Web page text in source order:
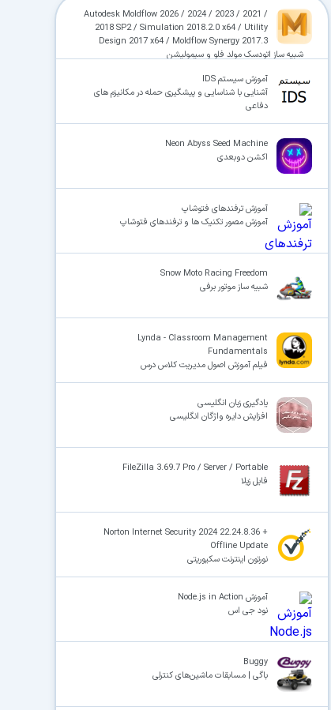
Autodesk Moldflow 2026 / 2024 / 2023 / 2021 /
2018 SP2 / Simulation 2018.2.0 x64 / Utility
Design 2017 x64 / Moldflow Synergy 2017.3
شبیه ساز اتودسک مولد فلو و سیمولیشن
آموزش سیستم IDS
آشنایی با شناسایی و پیشگیری حمله در مکانیزم های
دفاعی
Neon Abyss Seed Machine
اکشن دوبعدی
آموزش ترفندهای فتوشاپ
آموزش مصور تکنیک ها و ترفندهای فتوشاپ
Snow Moto Racing Freedom
شبیه ساز موتور برفی
Lynda - Classroom Management
Fundamentals
فیلم آموزش اصول مدیریت کلاس درس
یادگیری زبان انگلیسی
افزایش دایره واژگان انگلیسی
FileZilla 3.69.7 Pro / Server / Portable
فایل زیلا
Norton Internet Security 2024 22.24.8.36 +
Offline Update
نورتون اینترنت سکیوریتی
آموزش Node.js in Action
نود جی اس
Buggy
باگی | مسابقات ماشین‌های کنترلی